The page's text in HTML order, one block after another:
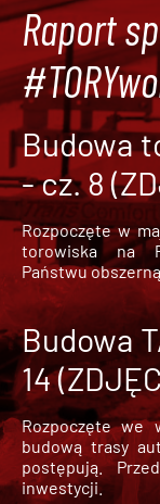
Raport
Budowa
- cz. 8
Rozpoczęte w
torowiska na
Państwu
Budowa
14
Rozpoczęte we
budową trasy
postępują.
inwestycji.